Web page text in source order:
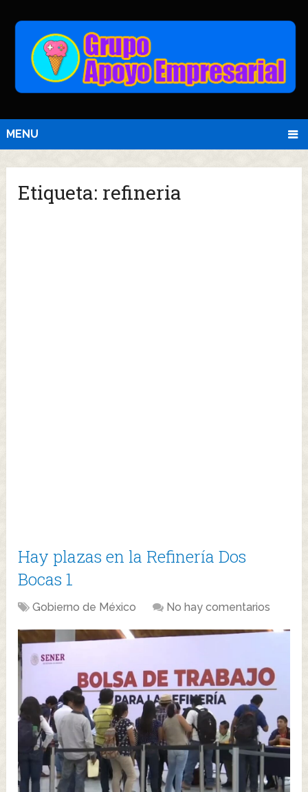
MENU
Etiqueta: refineria
Hay plazas en la Refinería Dos
Bocas 1
Gobierno de México No hay comentarios